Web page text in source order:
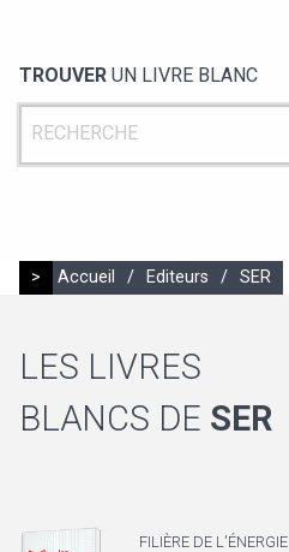
TROUVER UN LIVRE BLANC
> Accueil / Editeurs / SER
LES LIVRES
BLANCS DE SER
FILIÈRE DE L'ÉNERGIE